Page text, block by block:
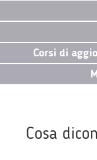
Corsi di
Cosa